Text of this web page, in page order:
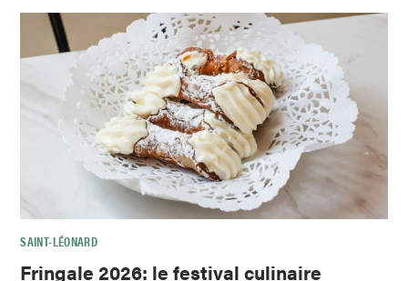
SAINT-LÉONARD
Fringale 2026: le festival culinaire